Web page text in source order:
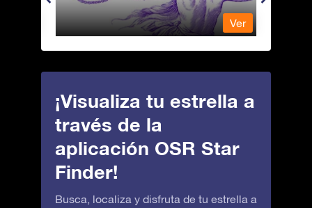
Ver
¡Visualiza tu estrella a
través de la
aplicación OSR Star
Finder!
Busca, localiza y disfruta de tu estrella a